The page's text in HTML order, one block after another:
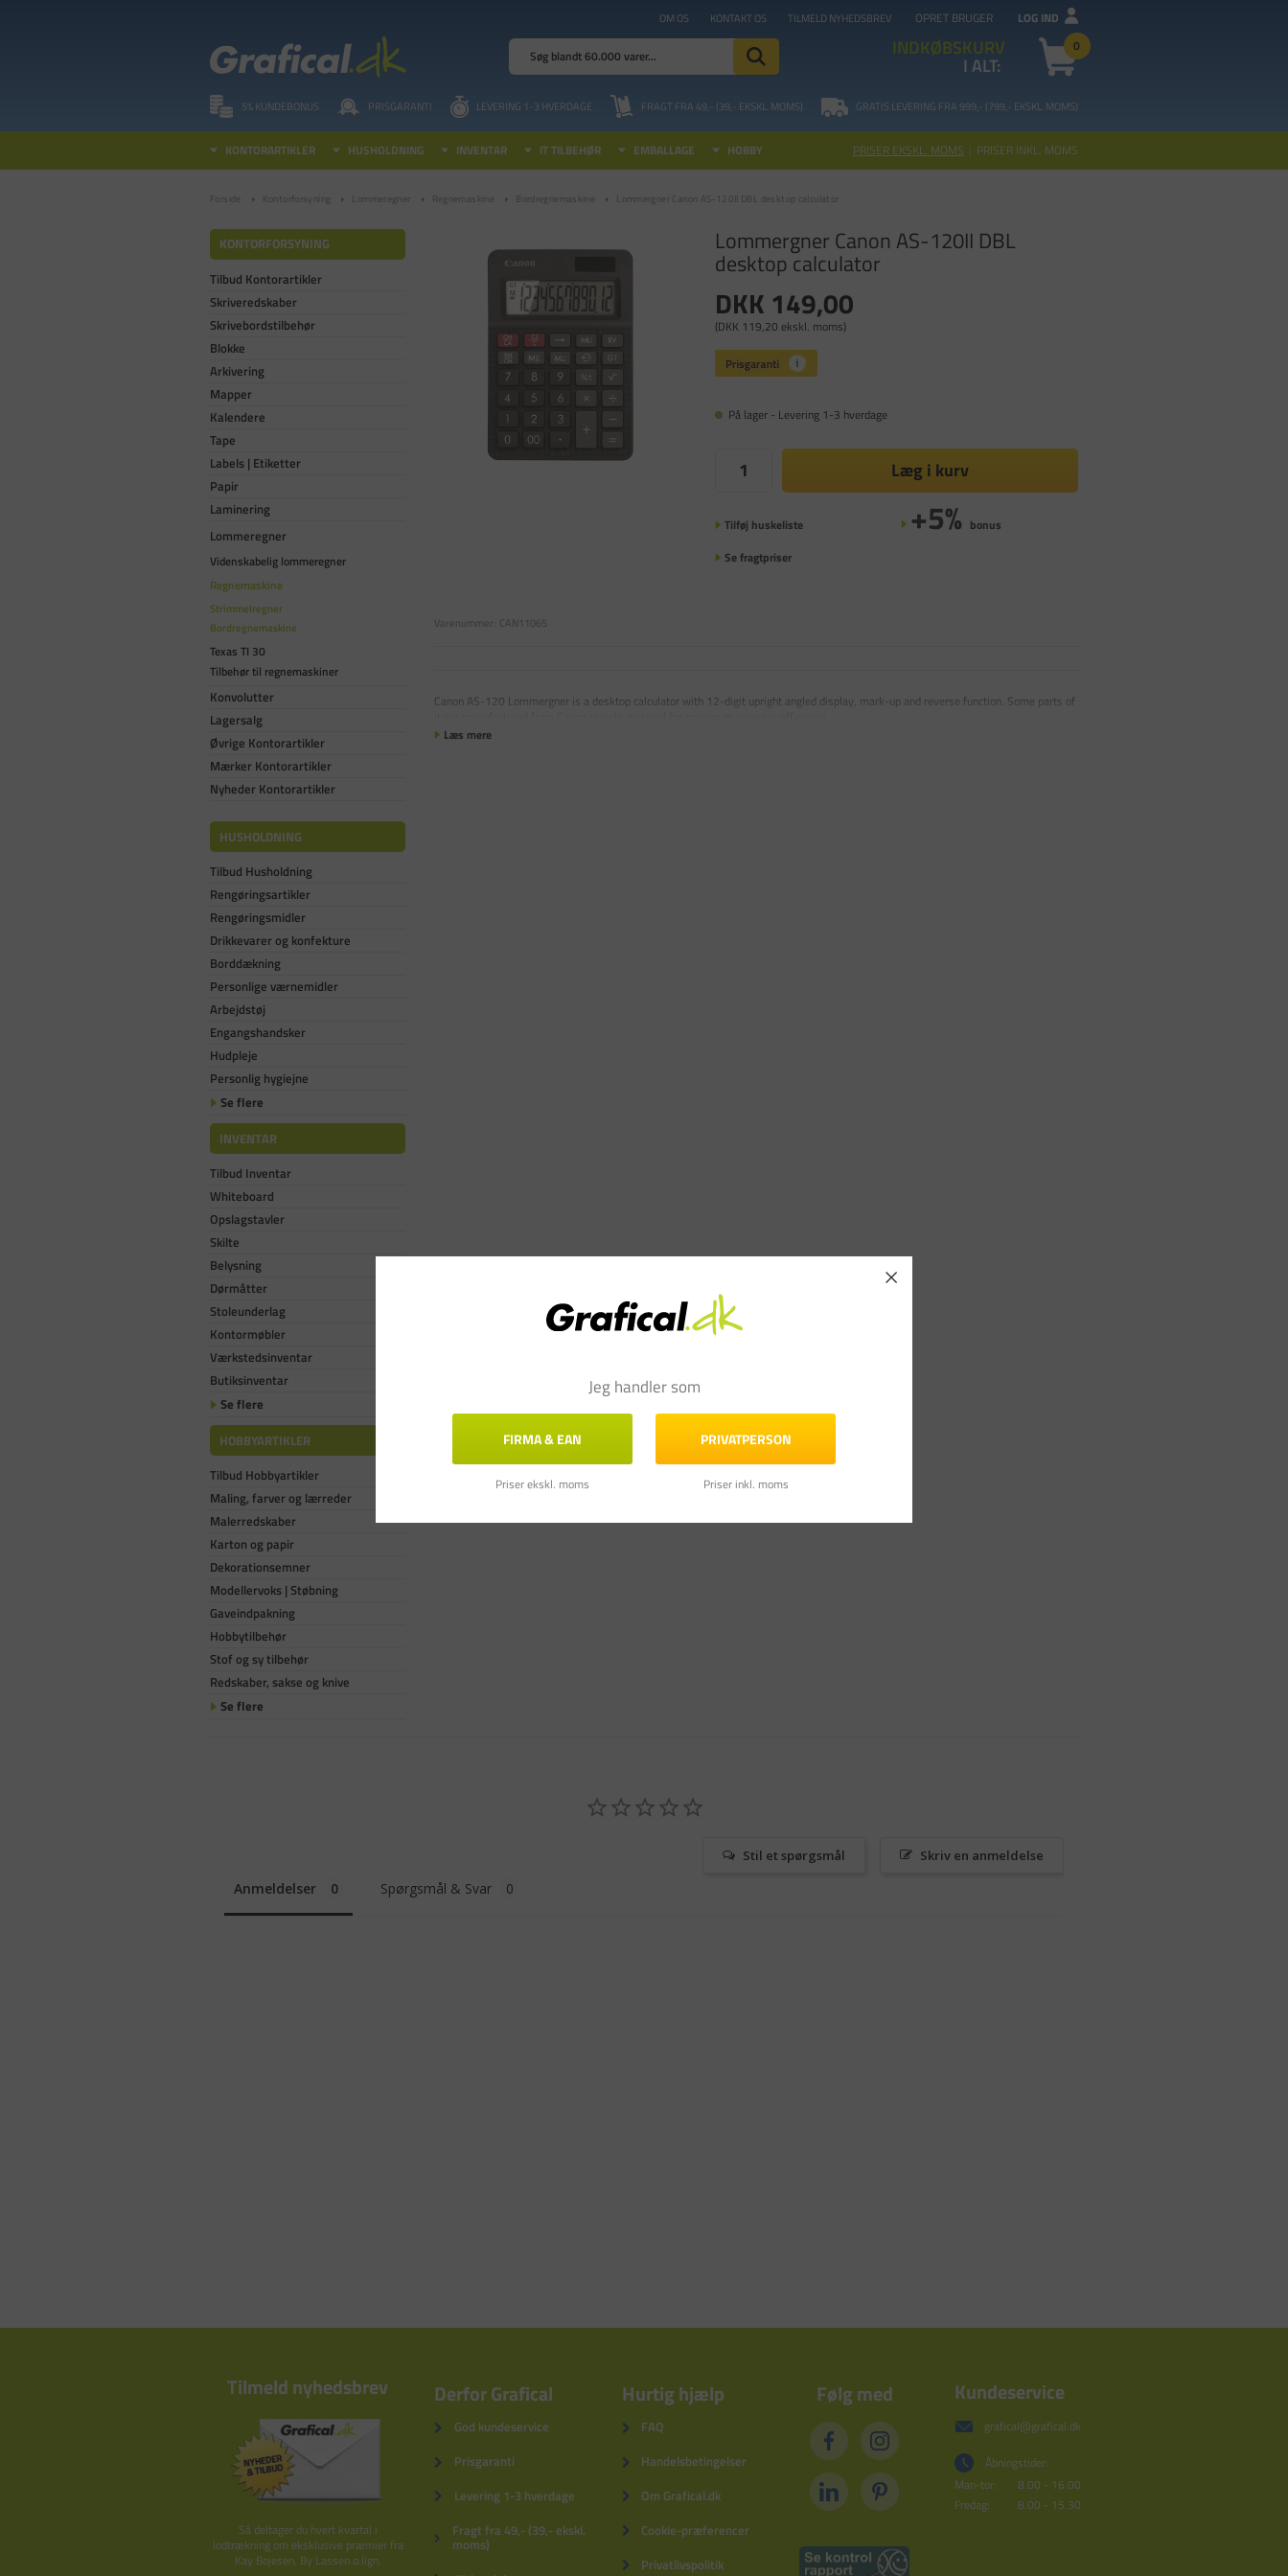
OM OS KONTAKT OS TILMELD NYHEDSBREV OPRET BRUGER LOG IND
INDKØBSKURV 0
I ALT:
5% KUNDEBONUS PRISGARANTI LEVERING 1-3 HVERDAGE FRAGT FRA 49,- (39,- EKSKL. MOMS) GRATIS LEVERING FRA 999,- (799,- EKSKL. MOMS)
KONTORARTIKLER HUSHOLDNING INVENTAR IT TILBEHØR EMBALLAGE HOBBY PRISER EKSKL. MOMS | PRISER INKL. MOMS
Forside Kontorforsyning Lommeregner Regnemaskine Bordregnemaskine Lommergner Canon AS-120II DBL desktop calculator
KONTORFORSYNING
Tilbud Kontorartikler
Skriveredskaber
Skrivebordstilbehør
Blokke
Arkivering
Mapper
Kalendere
Tape
Labels | Etiketter
Papir
Laminering
Lommeregner
Videnskabelig lommeregner
Regnemaskine
Strimmelregner
Bordregnemaskine
Texas TI 30
Tilbehør til regnemaskiner
Konvolutter
Lagersalg
Øvrige Kontorartikler
Mærker Kontorartikler
Nyheder Kontorartikler
HUSHOLDNING
Tilbud Husholdning
Rengøringsartikler
Rengøringsmidler
Drikkevarer og konfekture
Borddækning
Personlige værnemidler
Arbejdstøj
Engangshandsker
Hudpleje
Personlig hygiejne
Se flere
INVENTAR
Tilbud Inventar
Whiteboard
Opslagstavler
Skilte
Belysning
Dørmåtter
Stoleunderlag
Kontormøbler
Værkstedsinventar
Butiksinventar
Se flere
HOBBYARTIKLER
Tilbud Hobbyartikler
Maling, farver og lærreder
Malerredskaber
Karton og papir
Dekorationsemner
Modellervoks | Støbning
Gaveindpakning
Hobbytilbehør
Stof og sy tilbehør
Redskaber, sakse og knive
Se flere
Lommergner Canon AS-120II DBL
desktop calculator
DKK 149,00
(DKK 119,20 ekskl. moms)
På lager - Levering 1-3 hverdage
Læg i kurv
Tilføj huskeliste +5% bonus
Se fragtpriser
Varenummer: CAN11065
Canon AS-120 Lommergner is a desktop calculator with 12-digit upright angled display, mark-up and reverse function. Some parts of
Læs mere
Skriv en anmeldelse
Stil et spørgsmål
Anmeldelser Spørgsmål & Svar
Tilmeld nyhedsbrev
Så deltager du hvert kvartal i
lodtrækning om eksklusive præmier fra
Kay Bojesen, By Lassen o.lign.
Derfor Grafical
God kundeservice
Prisgaranti
Levering 1-3 hverdage
Fragt fra 49,- (39,- ekskl.
moms)
Hurtig hjælp
FAQ
Handelsbetingelser
Om Grafical.dk
Cookie-præferencer
Privatlivspolitik
Følg med Kundeservice
grafical@grafical.dk
Åbningstider:
Man-tor:
8.00 - 16.00
Fredag:
8.00 - 15.30
Jeg handler som
FIRMA & EAN
Priser ekskl. moms
PRIVATPERSON
Priser inkl. moms